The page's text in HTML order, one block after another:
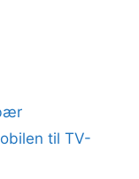
til TV-